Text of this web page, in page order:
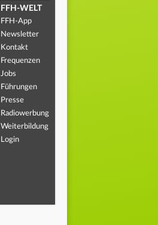
FFH-WELT
FFH-App
Newsletter
Kontakt
Frequenzen
Jobs
Führungen
Presse
Radiowerbung
Weiterbildung
Login